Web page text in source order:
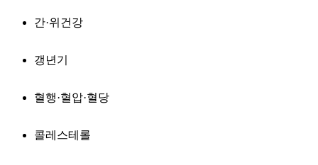
간·위건강
갱년기
혈행·혈압·혈당
콜레스테롤